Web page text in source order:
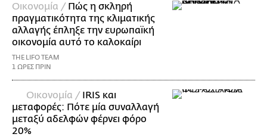
Οικονομία / Πώς η σκληρή
πραγματικότητα της κλιματικής
αλλαγής έπληξε την ευρωπαϊκή
οικονομία αυτό το καλοκαίρι
THE LIFO TEAM
1 ΩΡΕΣ ΠΡΙΝ
Οικονομία / IRIS και
μεταφορές: Πότε μία συναλλαγή
μεταξύ αδελφών φέρνει φόρο
20%